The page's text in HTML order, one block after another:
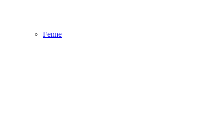
Fenne